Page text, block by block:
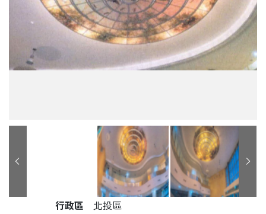
公共藝術作品詳細資料
行政區
北投區